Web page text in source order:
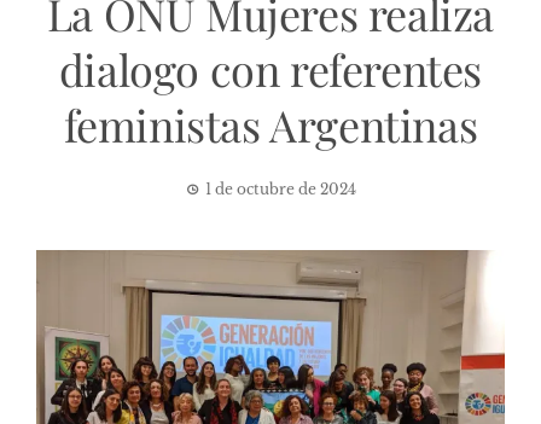
La ONU Mujeres realiza
dialogo con referentes
feministas Argentinas
1 de octubre de 2024